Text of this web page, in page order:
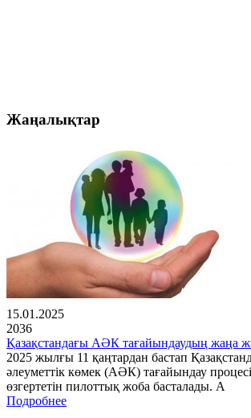
Жаңалықтар
15.01.2025
2036
Қазақстандағы АӘК тағайындаудың жаңа
2025 жылғы 11 қаңтардан бастап
әлеуметтік көмек (АӘК) тағайындау
өзгертетін пилоттық жоба басталады. А
Подробнее